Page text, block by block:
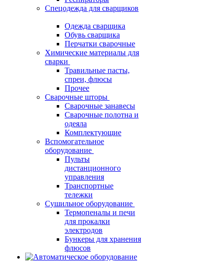
Спецодежда для сварщиков
Одежда сварщика
Обувь сварщика
Перчатки сварочные
Химические материалы для
сварки
Травильные пасты,
спреи, флюсы
Прочее
Сварочные шторы
Сварочные занавесы
Сварочные полотна и
одеяла
Комплектующие
Вспомогательное
оборудование
Пульты
дистанционного
управления
Транспортные
тележки
Сушильное оборудование
Термопеналы и печи
для прокалки
электродов
Бункеры для хранения
флюсов